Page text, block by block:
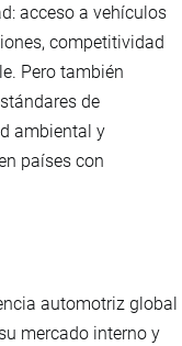
acceso a vehículos
competitividad
Pero también
de
ambiental y
países con
automotriz global
mercado interno y